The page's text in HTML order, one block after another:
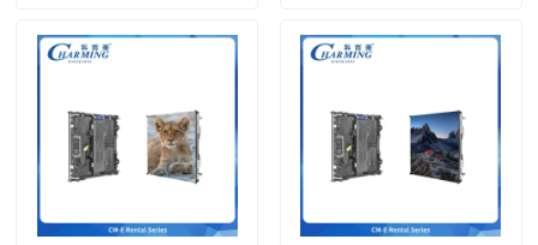
Fabrieksreis
Kwaliteitscontrole